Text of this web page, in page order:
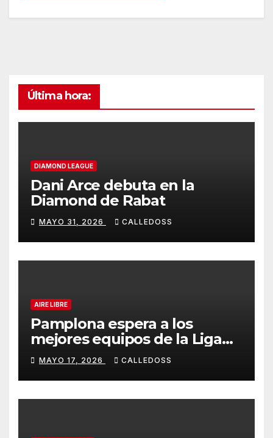
Última hora:
DIAMOND LEAGUE
Dani Arce debuta en la
Diamond de Rabat
MAYO 31, 2026 CALLEDOSS
AIRE LIBRE
Pamplona espera a los
mejores equipos de la Liga
Joma e Iberdrola
MAYO 17, 2026 CALLEDOSS